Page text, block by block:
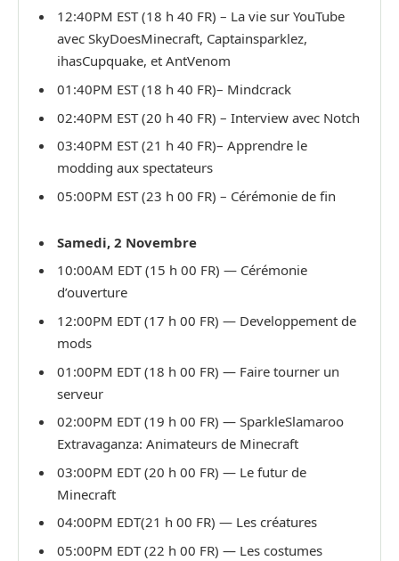
12:40PM EST (18 h 40 FR) – La vie sur YouTube
avec SkyDoesMinecraft, Captainsparklez,
ihasCupquake, et AntVenom
01:40PM EST (18 h 40 FR)– Mindcrack
02:40PM EST (20 h 40 FR) – Interview avec Notch
03:40PM EST (21 h 40 FR)– Apprendre le
modding aux spectateurs
05:00PM EST (23 h 00 FR) – Cérémonie de fin
Samedi, 2 Novembre
10:00AM EDT (15 h 00 FR) — Cérémonie
d’ouverture
12:00PM EDT (17 h 00 FR) — Developpement de
mods
01:00PM EDT (18 h 00 FR) — Faire tourner un
serveur
02:00PM EDT (19 h 00 FR) — SparkleSlamaroo
Extravaganza: Animateurs de Minecraft
03:00PM EDT (20 h 00 FR) — Le futur de
Minecraft
04:00PM EDT(21 h 00 FR) — Les créatures
05:00PM EDT (22 h 00 FR) — Les costumes